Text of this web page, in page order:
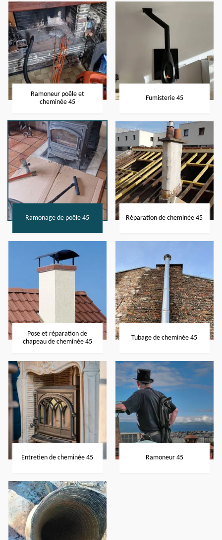
Ramoneur poêle et
cheminée 45
Fumisterie 45
Ramonage de poêle 45 Réparation de cheminée 45
Pose et réparation de
chapeau de cheminée 45
Tubage de cheminée 45
Entretien de cheminée 45 Ramoneur 45